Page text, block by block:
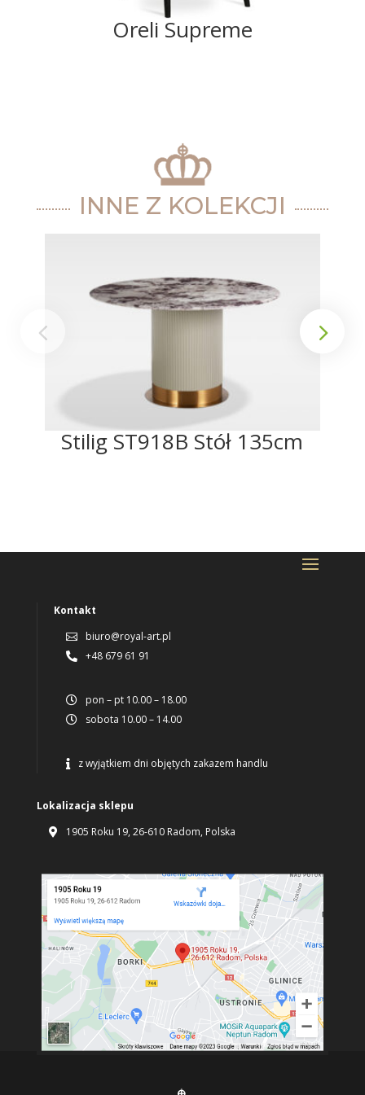
Oreli Supreme
INNE Z KOLEKCJI
Stilig ST918B Stół 135cm
Kontakt
 biuro@royal-art.pl
 +48 679 61 91
 pon – pt 10.00 – 18.00
 sobota 10.00 – 14.00
 z wyjątkiem dni objętych zakazem handlu
Lokalizacja sklepu
 1905 Roku 19, 26-610 Radom, Polska